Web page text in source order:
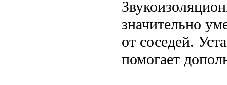
значительно
от соседей.
помогает